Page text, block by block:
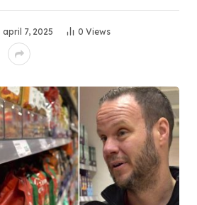
april 7, 2025 0 Views